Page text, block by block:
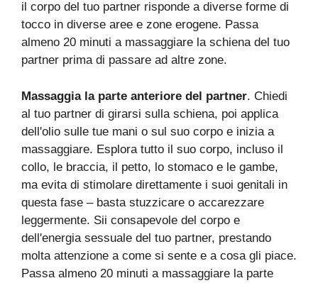
il corpo del tuo partner risponde a diverse forme di
tocco in diverse aree e zone erogene. Passa
almeno 20 minuti a massaggiare la schiena del tuo
partner prima di passare ad altre zone.
Massaggia la parte anteriore del partner. Chiedi
al tuo partner di girarsi sulla schiena, poi applica
dell'olio sulle tue mani o sul suo corpo e inizia a
massaggiare. Esplora tutto il suo corpo, incluso il
collo, le braccia, il petto, lo stomaco e le gambe,
ma evita di stimolare direttamente i suoi genitali in
questa fase – basta stuzzicare o accarezzare
leggermente. Sii consapevole del corpo e
dell'energia sessuale del tuo partner, prestando
molta attenzione a come si sente e a cosa gli piace.
Passa almeno 20 minuti a massaggiare la parte